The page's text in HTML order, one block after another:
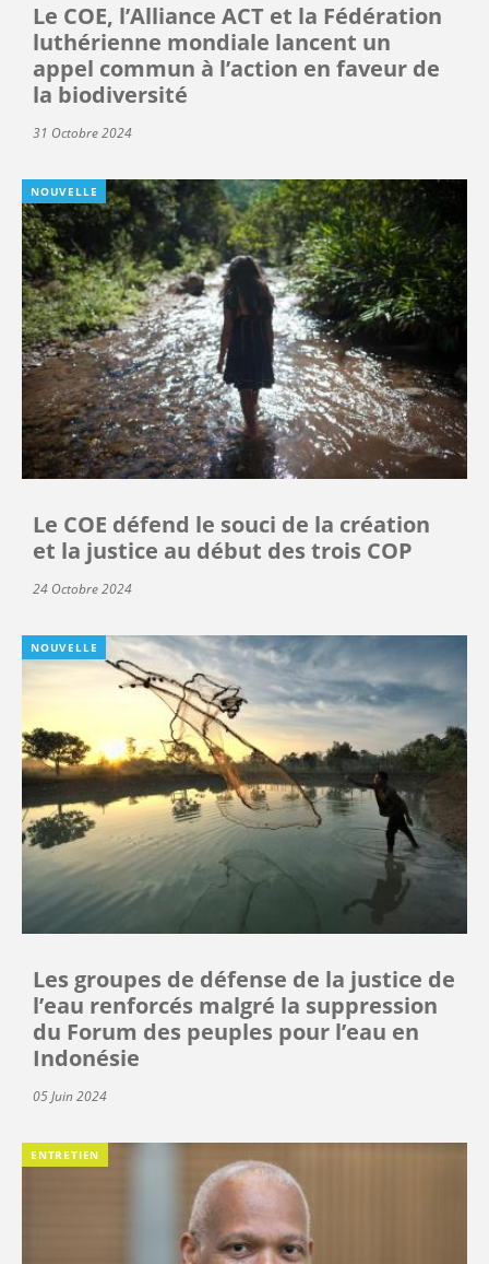
Le COE, l’Alliance ACT et la Fédération
luthérienne mondiale lancent un
appel commun à l’action en faveur de
la biodiversité
31 Octobre 2024
NOUVELLE
Le COE défend le souci de la création
et la justice au début des trois COP
24 Octobre 2024
NOUVELLE
Les groupes de défense de la justice de
l’eau renforcés malgré la suppression
du Forum des peuples pour l’eau en
Indonésie
05 Juin 2024
ENTRETIEN